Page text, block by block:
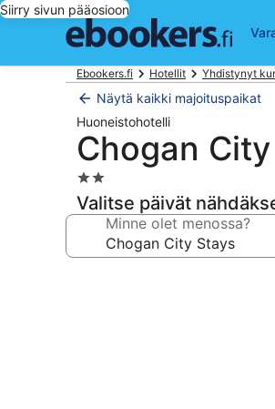
Siirry sivun pääosioon
Ebookers.fi Hotellit Yhdistynyt
Näytä kaikki majoituspaikat
Huoneistohotelli
Chogan
2.0
tähden
majoituspaikka
Valitse päivät
Minne olet menossa?